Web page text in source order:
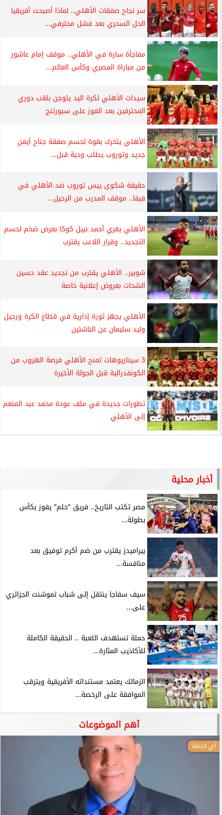
سر نجاح صفقات الأهلي.. لماذا أصبحت أفريقيا
الحل السحري بعد فشل محترفي...
مفاجأة سارة في الأهلي.. موقف إمام عاشور
من مباراة المصري وكأس العالم...
سيدات الأهلي لكرة اليد يتوجن بلقب دوري
المحترفين بعد الفوز على سبورتنج
الأهلي يتحرك بقوة لحسم صفقة جناح أيمن
جديد وتوروب يطلب ودية قبل...
حقيقة شكوى ييس توروب ضد الأهلي في
فيفا.. موقف المدرب من الرحيل...
الأهلي يغري أحمد نبيل كوكا بعرض ضخم لحسم
التجديد.. وقرار اللاعب يقترب
شوبير.. الأهلي يقترب من تجديد عقد حسين
الشحات بعروض إعلانية خاصة
الأهلي يجهز ثورة إدارية في قطاع الكرة ورحيل
وليد سليمان عن الناشئين
3 سيناريوهات تمنح الأهلي فرصة الهروب من
الكونفدرالية قبل الجولة الأخيرة
تطورات جديدة في ملف عودة محمد عبد المنعم
إلى الأهلي
أخبار محلية
مصر تكتب التاريخ.. فريق “حلم” يفوز بكأس
بطولة...
بيراميدز يقترب من ضم أكرم توفيق بعد
منافسة...
سيف سفاجا ينتقل إلى شباب تموشنت الجزائري
على...
حملة تستهدف اللعبة .. الحقيقة الكاملة
للأكاذيب المثارة...
الزمالك يعتمد مستنداته الأفريقية ويترقب
الموافقة على الرخصة...
آهم الموضوعات
أي خدمة